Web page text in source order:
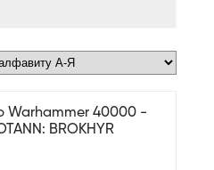
Warhammer 40000 -
BROKHYR